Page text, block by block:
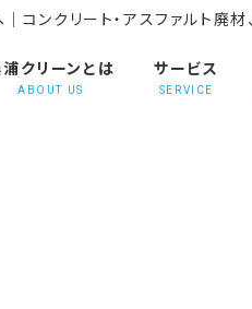
ンクリート・アスファルト廃材
クリーンとは
ABOUT US
サービス
SERVICE